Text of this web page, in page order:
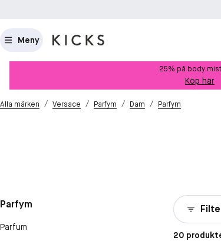
Meny
25% på body
Köp här
Alla märken / Versace / Parfym / Dam / Parfym
Parfym
Parfum
20